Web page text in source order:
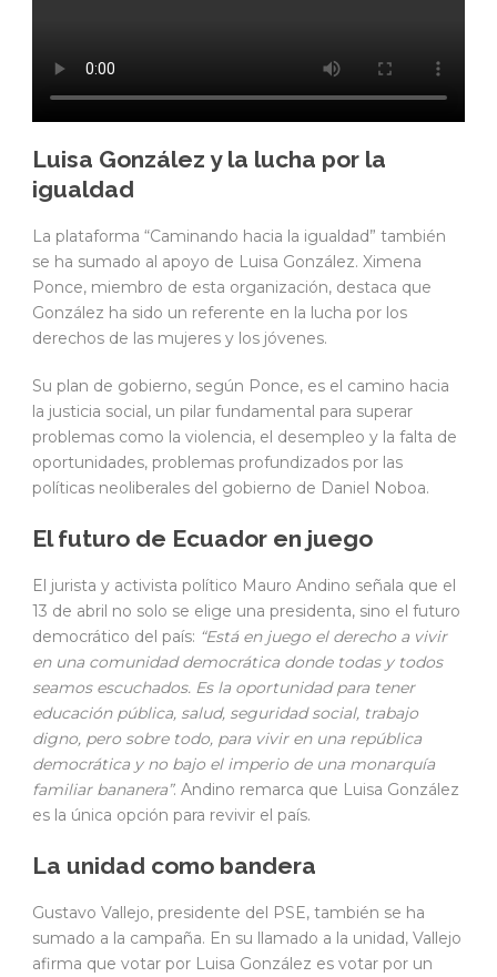
Luisa González y la lucha por la
igualdad
La plataforma “Caminando hacia la igualdad” también
se ha sumado al apoyo de Luisa González. Ximena
Ponce, miembro de esta organización, destaca que
González ha sido un referente en la lucha por los
derechos de las mujeres y los jóvenes.
Su plan de gobierno, según Ponce, es el camino hacia
la justicia social, un pilar fundamental para superar
problemas como la violencia, el desempleo y la falta de
oportunidades, problemas profundizados por las
políticas neoliberales del gobierno de Daniel Noboa.
El futuro de Ecuador en juego
El jurista y activista político Mauro Andino señala que el
13 de abril no solo se elige una presidenta, sino el futuro
democrático del país: “Está en juego el derecho a vivir
en una comunidad democrática donde todas y todos
seamos escuchados. Es la oportunidad para tener
educación pública, salud, seguridad social, trabajo
digno, pero sobre todo, para vivir en una república
democrática y no bajo el imperio de una monarquía
familiar bananera”. Andino remarca que Luisa González
es la única opción para revivir el país.
La unidad como bandera
Gustavo Vallejo, presidente del PSE, también se ha
sumado a la campaña. En su llamado a la unidad, Vallejo
afirma que votar por Luisa González es votar por un